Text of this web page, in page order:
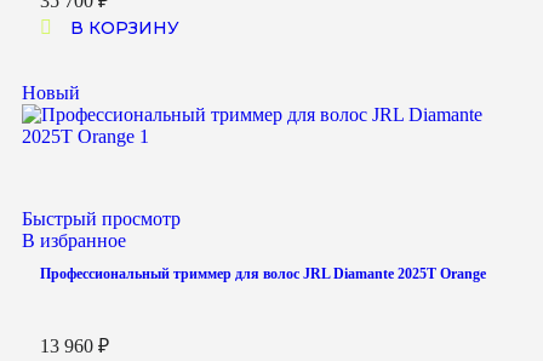
В КОРЗИНУ
Новый
Быстрый просмотр
В избранное
Профессиональный триммер для волос JRL Diamante 2025T Orange
13 960 ₽